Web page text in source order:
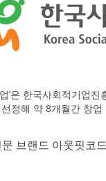
’은 한국사회적기업
정해 약 8개월간 창
브랜드 아웃핏코